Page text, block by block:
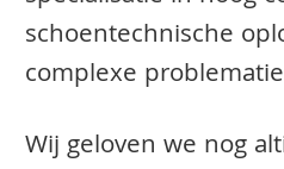
schoentechnische
complexe
Wij geloven we nog